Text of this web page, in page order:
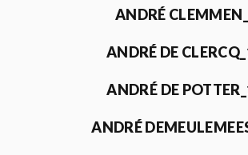
ANDRÉ
ANDRÉ DE
ANDRÉ DE
ANDRÉ